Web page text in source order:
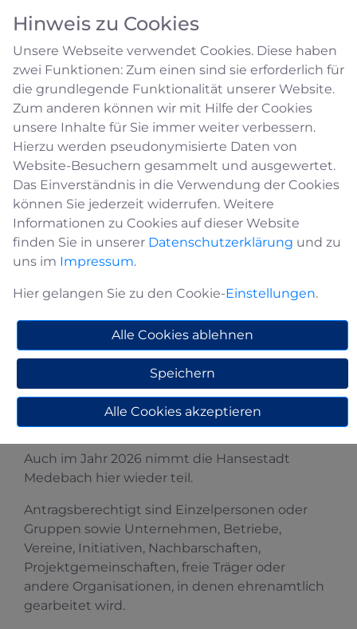
Heimatpreis 2026
Land NRW fördert Projekte im
Bereich Heimat
Das Land Nordrhein-Westfalen hat ein
Förderprogramm zum Thema „Heimat.
Zukunft. Nordrhein-Westfalen. Wir fördern,
was Menschen verbindet“ ins Leben gerufen.
Dazu gehört der mit 5.000 Euro dotierte
„Heimatpreis“.
Auch im Jahr 2026 nimmt die Hansestadt
Medebach hier wieder teil.
Antragsberechtigt sind Einzelpersonen oder
Gruppen sowie Unternehmen, Betriebe,
Vereine, Initiativen, Nachbarschaften,
Projektgemeinschaften, freie Träger oder
andere Organisationen, in denen ehrenamtlich
gearbeitet wird.
Hinweis zu Cookies
Unsere Webseite verwendet Cookies. Diese haben
zwei Funktionen: Zum einen sind sie erforderlich für
die grundlegende Funktionalität unserer Website.
Zum anderen können wir mit Hilfe der Cookies
unsere Inhalte für Sie immer weiter verbessern.
Hierzu werden pseudonymisierte Daten von
Website-Besuchern gesammelt und ausgewertet.
Das Einverständnis in die Verwendung der Cookies
können Sie jederzeit widerrufen. Weitere
Informationen zu Cookies auf dieser Website
finden Sie in unserer Datenschutzerklärung und zu
uns im Impressum.
Hier gelangen Sie zu den Cookie-Einstellungen.
Alle Cookies ablehnen
Speichern
Alle Cookies akzeptieren